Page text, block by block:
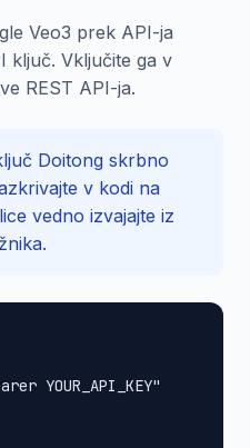
Veo3 prek API-ja
ključ. Vključite ga v
REST API-ja.
Doitong skrbno
v kodi na
vedno izvajajte iz
YOUR_API_KEY"